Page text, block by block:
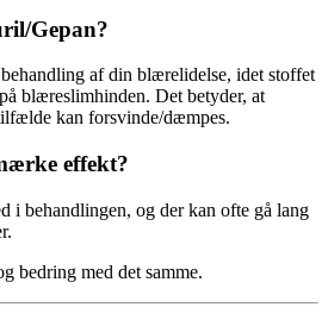
Gepan?
af din blærelidelse, idet stoffet
blæreslimhinden. Det betyder, at
kan forsvinde/dæmpes.
effekt?
i behandlingen, og der kan ofte gå lang
bedring med det samme.